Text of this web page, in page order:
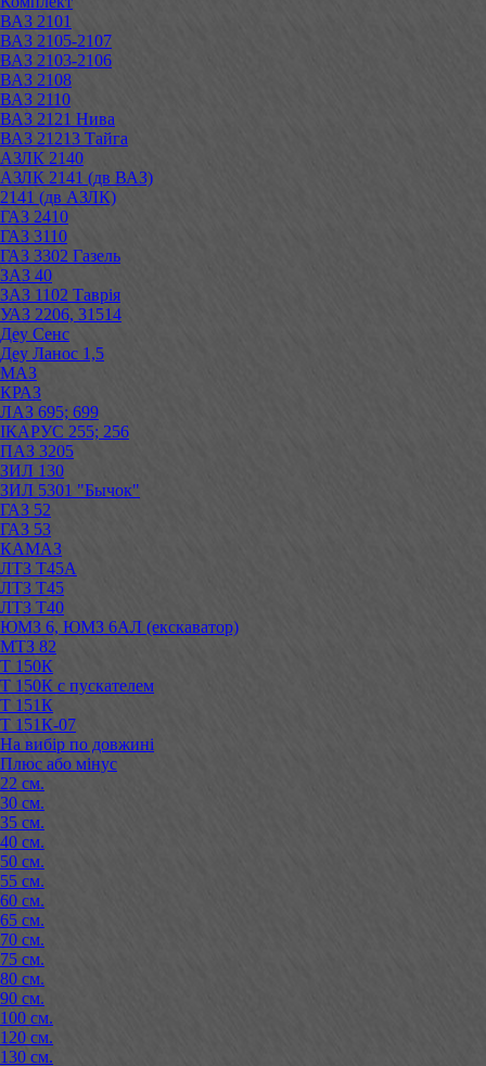
ВАЗ 2101
ВАЗ 2105-2107
ВАЗ 2103-2106
ВАЗ 2108
ВАЗ 2110
ВАЗ 2121 Нива
ВАЗ 21213 Тайга
АЗЛК 2140
АЗЛК 2141 (дв ВАЗ)
2141 (дв АЗЛК)
ГАЗ 2410
ГАЗ 3110
ГАЗ 3302 Газель
ЗАЗ 40
ЗАЗ 1102 Таврія
УАЗ 2206, 31514
Деу Сенс
Деу Ланос 1,5
МАЗ
КРАЗ
ЛАЗ 695; 699
ІКАРУС 255; 256
ПАЗ 3205
ЗИЛ 130
ЗИЛ 5301 "Бычок"
ГАЗ 52
ГАЗ 53
КАМАЗ
ЛТЗ Т45А
ЛТЗ Т45
ЛТЗ Т40
ЮМЗ 6, ЮМЗ 6АЛ (екскаватор)
МТЗ 82
Т 150К
Т 150К с пускателем
Т 151К
Т 151К-07
На вибір по довжині
Плюс або мінус
22 см.
30 см.
35 см.
40 см.
50 см.
55 см.
60 см.
65 см.
70 см.
75 см.
80 см.
90 см.
100 см.
120 см.
130 см.